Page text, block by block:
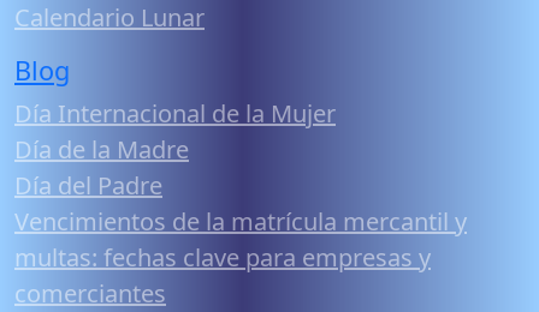
Calendario Lunar
Blog
Día Internacional de la Mujer
Día de la Madre
Día del Padre
Vencimientos de la matrícula mercantil y
multas: fechas clave para empresas y
comerciantes